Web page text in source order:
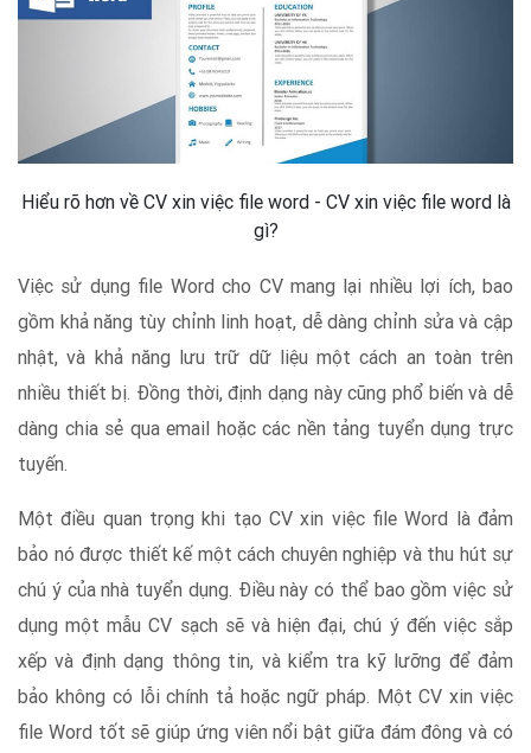
Hiểu rõ hơn về CV xin việc file word - CV xin việc file word là
gì?
Việc sử dụng file Word cho CV mang lại nhiều lợi ích, bao
gồm khả năng tùy chỉnh linh hoạt, dễ dàng chỉnh sửa và cập
nhật, và khả năng lưu trữ dữ liệu một cách an toàn trên
nhiều thiết bị. Đồng thời, định dạng này cũng phổ biến và dễ
dàng chia sẻ qua email hoặc các nền tảng tuyển dụng trực
tuyến.
Một điều quan trọng khi tạo CV xin việc file Word là đảm
bảo nó được thiết kế một cách chuyên nghiệp và thu hút sự
chú ý của nhà tuyển dụng. Điều này có thể bao gồm việc sử
dụng một mẫu CV sạch sẽ và hiện đại, chú ý đến việc sắp
xếp và định dạng thông tin, và kiểm tra kỹ lưỡng để đảm
bảo không có lỗi chính tả hoặc ngữ pháp. Một CV xin việc
file Word tốt sẽ giúp ứng viên nổi bật giữa đám đông và có